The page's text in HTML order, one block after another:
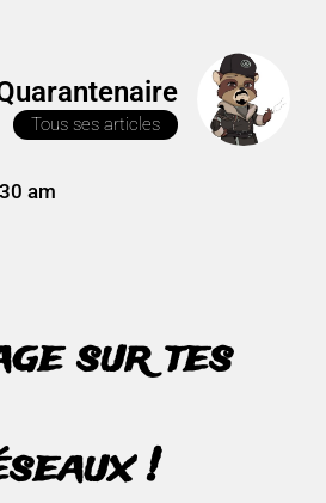
Tous ses articles
am
sur tes
!